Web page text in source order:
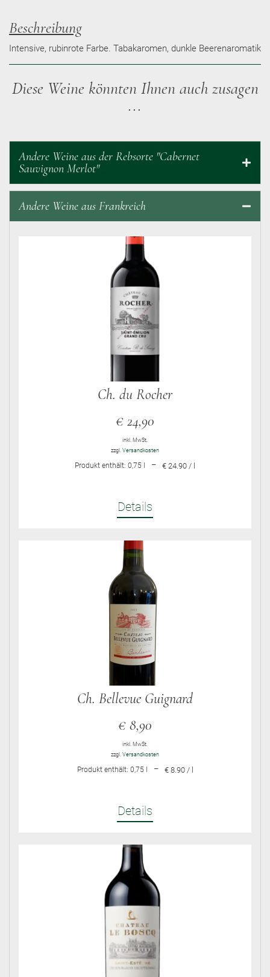
Beschreibung
Intensive, rubinrote Farbe. Tabakaromen, dunkle Beerenaromatik
Diese Weine könnten Ihnen auch zusagen
...
Andere Weine aus der Rebsorte "Cabernet
Sauvignon Merlot"
Andere Weine aus Frankreich
Ch. du Rocher
€ 24,90
inkl. MwSt.
zzgl. Versandkosten
Produkt enthält: 0,75 – € 24.90 / l
Details
Ch. Bellevue Guignard
€ 8,90
inkl. MwSt.
zzgl. Versandkosten
Produkt enthält: 0,75 – € 8.90 / l
Details